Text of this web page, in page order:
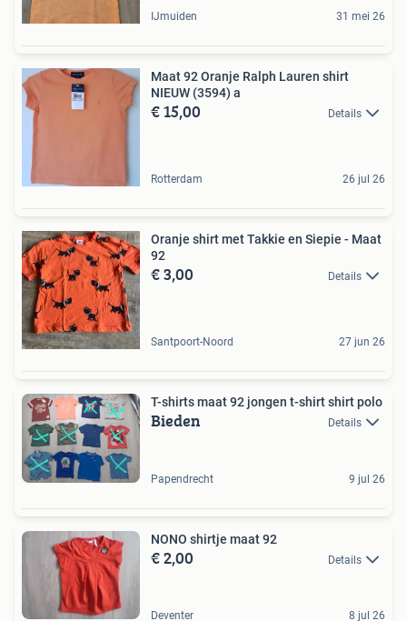
IJmuiden 31 mei 26
Maat 92 Oranje Ralph Lauren shirt
NIEUW (3594) a
€ 15,00 Details
Rotterdam 26 jul 26
Oranje shirt met Takkie en Siepie - Maat
92
€ 3,00 Details
Santpoort-Noord 27 jun 26
T-shirts maat 92 jongen t-shirt shirt polo
Bieden Details
Papendrecht 9 jul 26
NONO shirtje maat 92
€ 2,00 Details
Deventer 8 jul 26